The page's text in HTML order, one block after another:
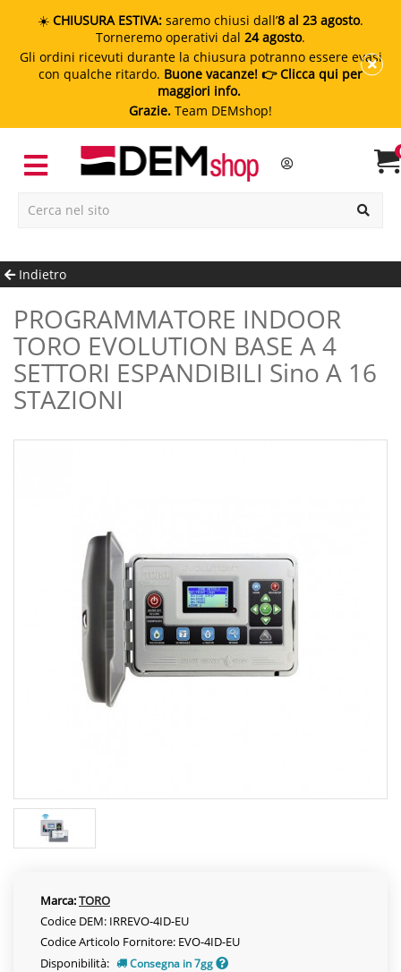
☀️ CHIUSURA ESTIVA: saremo chiusi dall’8 al 23 agosto.
Torneremo operativi dal 24 agosto.
Gli ordini ricevuti durante la chiusura potranno essere evasi
con qualche ritardo. Buone vacanze! 👉 Clicca qui per
maggiori info.
Grazie. Team DEMshop!
Indietro
PROGRAMMATORE INDOOR
TORO EVOLUTION BASE A 4
SETTORI ESPANDIBILI Sino A 16
STAZIONI
Marca:TORO
Codice DEM: IRREVO-4ID-EU
Codice Articolo Fornitore: EVO-4ID-EU
Disponibilità:
Consegna in 7gg